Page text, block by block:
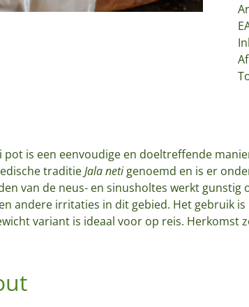
pot is een eenvoudige en doeltreffende
traditieJala netigenoemd en is er
van de neus- en sinusholtes werkt
andere irritaties in dit gebied. Het gebruik
variant is ideaal voor op reis. Herkomst